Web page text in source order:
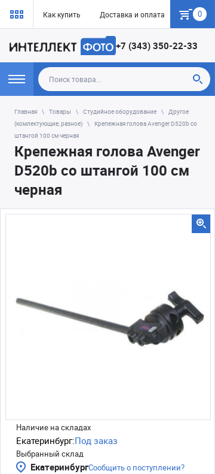
Как купить Доставка и оплата Гарантия
0
+7 (343) 350-22-33
Главная Товары Студийное оборудование
Другое
(комлектующие, разное)
Крепежная голова Avenger D520b со
штангой 100 см черная
Крепежная голова Avenger
D520b со штангой 100 см
черная
Наличие на складах
Екатеринбург:Под заказ
Выбранный склад
ЕкатеринбургСообщить о поступлении?